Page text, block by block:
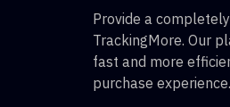
Provide a
TrackingMore. Our
fast and more
purchase experience.